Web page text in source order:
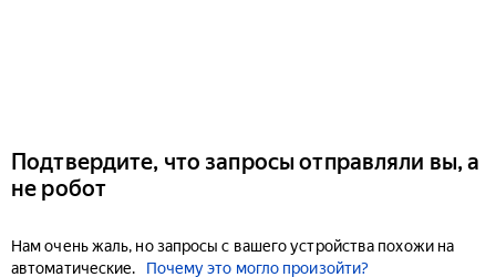
Подтвердите, что запросы отправляли вы, а
не робот
Нам очень жаль, но запросы с вашего устройства похожи на
автоматические.
Почему это могло произойти?